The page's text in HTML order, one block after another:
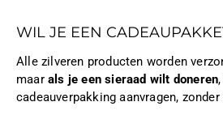
WIL JE EEN
Alle zilveren producten worden
maar als je een sieraad wilt doneren
cadeauverpakking aanvragen,